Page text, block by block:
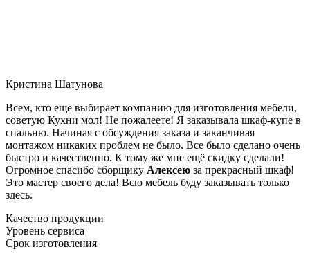
Кристина Шатунова
Всем, кто еще выбирает компанию для изготовления мебели,
советую Кухни мол! Не пожалеете! Я заказывала шкаф-купе в
спальню. Начиная с обсуждения заказа и заканчивая
монтажом никаких проблем не было. Все было сделано очень
быстро и качественно. К тому же мне ещё скидку сделали!
Огромное спасибо сборщику Алексею за прекрасный шкаф!
Это мастер своего дела! Всю мебель буду заказывать только
здесь.
Качество продукции
Уровень сервиса
Срок изготовления